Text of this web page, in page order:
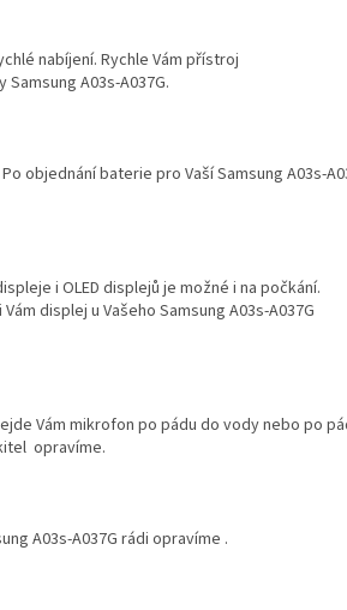
nabíjení. Rychle Vám přístroj
A03s-A037G.
objednání baterie pro Vaší Samsung A03s-
i OLED displejů je možné i na počkání.
displej u Vašeho Samsung A03s-A037G
Vám mikrofon po pádu do vody nebo po
opravíme.
A03s-A037G rádi opravíme .